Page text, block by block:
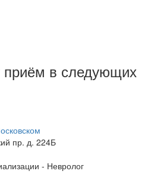
приём в следующих
пр. д. 224Б
- Невролог